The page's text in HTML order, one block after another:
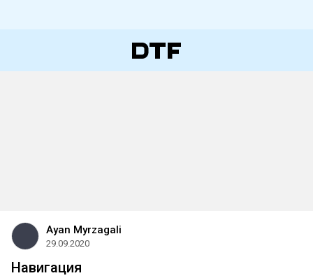
Ayan Myrzagali
29.09.2020
Навигация